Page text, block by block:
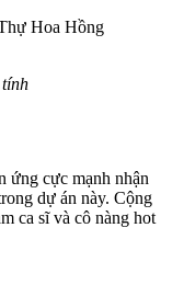
Hoa Hồng
ứng cực mạnh nhận
dự án này. Cộng
ca sĩ và cô nàng hot